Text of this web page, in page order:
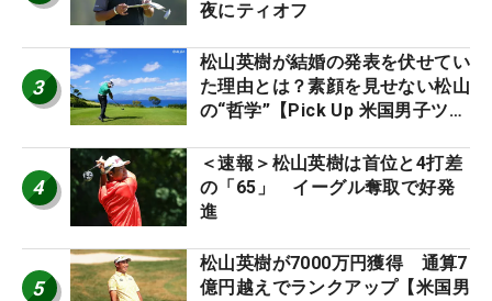
夜にティオフ
3
松山英樹が結婚の発表を伏せてい
た理由とは？素顔を見せない松山
の“哲学”【Pick Up 米国男子ツア
4
＜速報＞松山英樹は首位と4打差
の「65」 イーグル奪取で好発
進
5
松山英樹が7000万円獲得 通算7
億円越えでランクアップ【米国男